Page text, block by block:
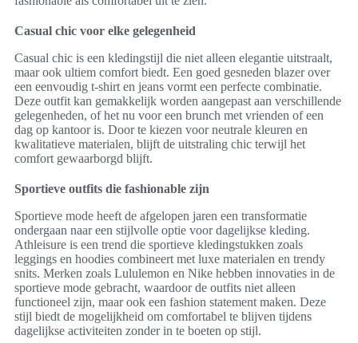
Casual chic voor elke gelegenheid
Casual chic is een kledingstijl die niet alleen elegantie uitstraalt,
maar ook ultiem comfort biedt. Een goed gesneden blazer over
een eenvoudig t-shirt en jeans vormt een perfecte combinatie.
Deze outfit kan gemakkelijk worden aangepast aan verschillende
gelegenheden, of het nu voor een brunch met vrienden of een
dag op kantoor is. Door te kiezen voor neutrale kleuren en
kwalitatieve materialen, blijft de uitstraling chic terwijl het
comfort gewaarborgd blijft.
Sportieve outfits die fashionable zijn
Sportieve mode heeft de afgelopen jaren een transformatie
ondergaan naar een stijlvolle optie voor dagelijkse kleding.
Athleisure is een trend die sportieve kledingstukken zoals
leggings en hoodies combineert met luxe materialen en trendy
snits. Merken zoals Lululemon en Nike hebben innovaties in de
sportieve mode gebracht, waardoor de outfits niet alleen
functioneel zijn, maar ook een fashion statement maken. Deze
stijl biedt de mogelijkheid om comfortabel te blijven tijdens
dagelijkse activiteiten zonder in te boeten op stijl.